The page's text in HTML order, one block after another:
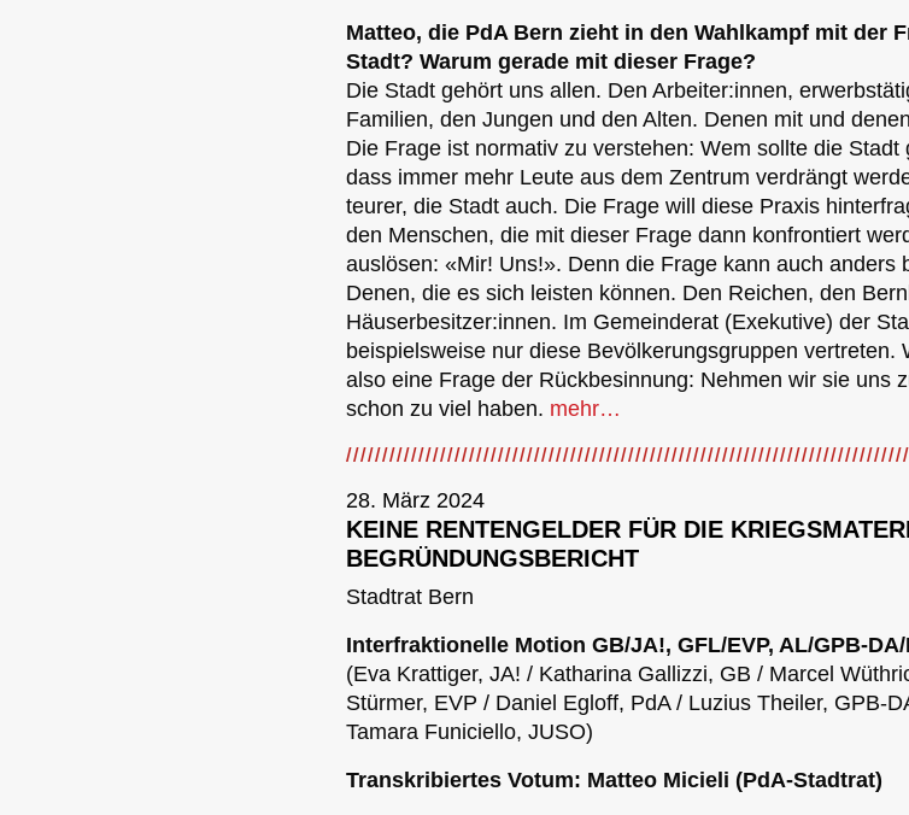
Matteo, die PdA Bern zieht in den Wahlkampf mit der
Stadt? Warum gerade mit dieser Frage?
Die Stadt gehört uns allen. Den Arbeiter:innen,
Familien, den Jungen und den Alten. Denen mit und
Die Frage ist normativ zu verstehen: Wem sollte die Stadt
dass immer mehr Leute aus dem Zentrum verdrängt
teurer, die Stadt auch. Die Frage will diese Praxis
den Menschen, die mit dieser Frage dann konfrontiert
auslösen: «Mir! Uns!». Denn die Frage kann auch anders
Denen, die es sich leisten können. Den Reichen, den
Häuserbesitzer:innen. Im Gemeinderat (Exekutive) der
beispielsweise nur diese Bevölkerungsgruppen vertreten.
also eine Frage der Rückbesinnung: Nehmen wir sie uns
schon zu viel haben. mehr…
28. März 2024
KEINE RENTENGELDER FÜR DIE
BEGRÜNDUNGSBERICHT
Stadtrat Bern
Interfraktionelle Motion GB/JA!, GFL/EVP, AL/GPB-
(Eva Krattiger, JA! / Katharina Gallizzi, GB / Marcel
Stürmer, EVP / Daniel Egloff, PdA / Luzius Theiler, GPB-
Tamara Funiciello, JUSO)
Transkribiertes Votum: Matteo Micieli (PdA-Stadtrat)